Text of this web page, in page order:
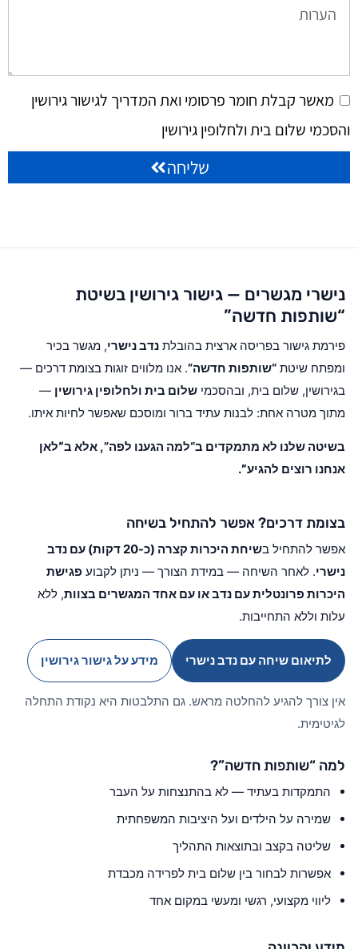
מאשר קבלת חומר פרסומי ואת המדריך לגישור גירושין
והסכמי שלום בית ולחלופין גירושין
שליחה
נישרי מגשרים — גישור גירושין בשיטת
“שותפות חדשה”
פירמת גישור בפריסה ארצית בהובלת נדב נישרי, מגשר בכיר
ומפתח שיטת “שותפות חדשה”. אנו מלווים זוגות בצומת דרכים —
בגירושין, שלום בית, ובהסכמי שלום בית ולחלופין גירושין —
מתוך מטרה אחת: לבנות עתיד ברור ומוסכם שאפשר לחיות איתו.
בשיטה שלנו לא מתמקדים ב“למה הגענו לפה”, אלא ב“לאן
אנחנו רוצים להגיע”.
בצומת דרכים? אפשר להתחיל בשיחה
אפשר להתחיל ב
שיחת היכרות קצרה (כ-20 דקות) עם נדב
נישרי. לאחר השיחה — במידת הצורך — ניתן לקבוע פגישת
היכרות פרונטלית עם נדב או עם אחד המגשרים בצוות, ללא
עלות וללא התחייבות.
לתיאום שיחה עם נדב נישרי מידע על גישור גירושין
אין צורך להגיע להחלטה מראש. גם התלבטות היא נקודת התחלה
לגיטימית.
למה “שותפות חדשה”?
התמקדות בעתיד — לא בהתנצחות על העבר
שמירה על הילדים ועל היציבות המשפחתית
שליטה בקצב ובתוצאות התהליך
אפשרות לבחור בין שלום בית לפרידה מכבדת
ליווי מקצועי, רגשי ומעשי במקום אחד